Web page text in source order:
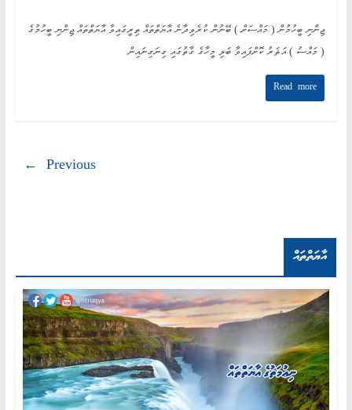
ޖިންނި ބީހުމުން ( މައްސަށް ) ބޭނުން ކުރެވިދާނެ އާޔަތްތައް ތިރީގައިވާ އާޔަތްތައް ޖިންނި ބީހުމުގެ
( މައްސު ) އަޘަރު ކޮށްފައިވާ ބަލި މީހާގެ ގާތުގައި ގިނަގިނައިން
Read more
← Previous
އާޔަތްތައް